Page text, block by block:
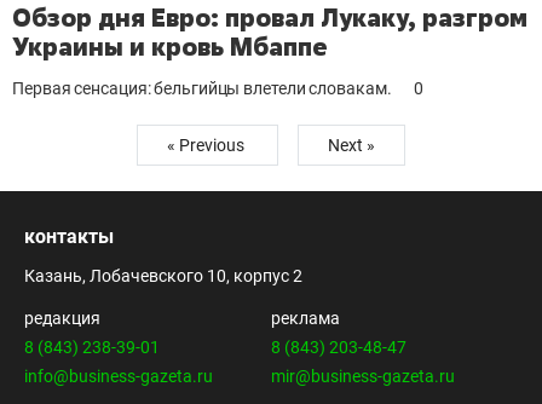
Обзор дня Евро: провал Лукаку, разгром
Украины и кровь Мбаппе
Первая сенсация: бельгийцы влетели словакам. 0
« Previous Next »
контакты
Казань, Лобачевского 10, корпус 2
редакция
8 (843) 238-39-01
info@business-gazeta.ru
реклама
8 (843) 203-48-47
mir@business-gazeta.ru